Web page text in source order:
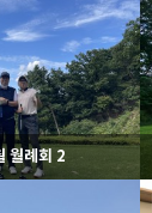
월례회 2